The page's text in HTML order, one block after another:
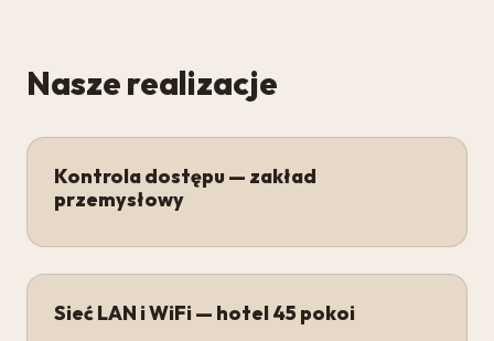
Nasze realizacje
Kontrola dostępu — zakład
przemysłowy
Sieć LAN i WiFi — hotel 45 pokoi